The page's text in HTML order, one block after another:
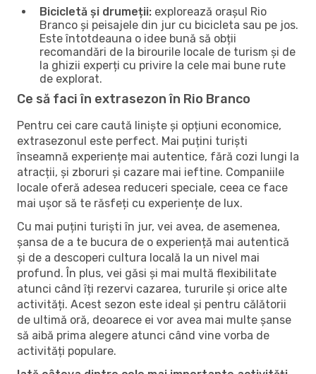
Bicicletă și drumeții: explorează orașul Rio
Branco și peisajele din jur cu bicicleta sau pe jos.
Este întotdeauna o idee bună să obții
recomandări de la birourile locale de turism și de
la ghizii experți cu privire la cele mai bune rute
de explorat.
Ce să faci în extrasezon în Rio Branco
Pentru cei care caută liniște și opțiuni economice,
extrasezonul este perfect. Mai puțini turiști
înseamnă experiențe mai autentice, fără cozi lungi la
atracții, și zboruri și cazare mai ieftine. Companiile
locale oferă adesea reduceri speciale, ceea ce face
mai ușor să te răsfeți cu experiențe de lux.
Cu mai puțini turiști în jur, vei avea, de asemenea,
șansa de a te bucura de o experiență mai autentică
și de a descoperi cultura locală la un nivel mai
profund. În plus, vei găsi și mai multă flexibilitate
atunci când îți rezervi cazarea, tururile și orice alte
activități. Acest sezon este ideal și pentru călătorii
de ultimă oră, deoarece ei vor avea mai multe șanse
să aibă prima alegere atunci când vine vorba de
activități populare.